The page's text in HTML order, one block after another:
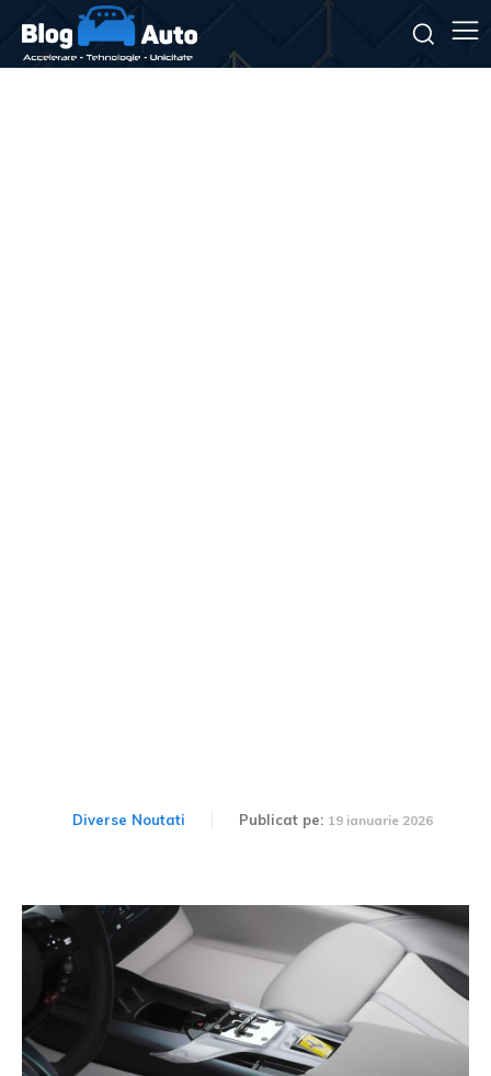
Diverse Noutati Publicat pe: 19 ianuarie 2026